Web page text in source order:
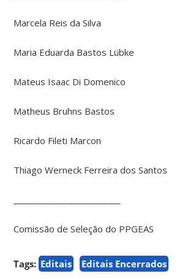
Marcela Reis da Silva
Maria Eduarda Bastos Lübke
Mateus Isaac Di Domenico
Matheus Bruhns Bastos
Ricardo Fileti Marcon
Thiago Werneck Ferreira dos Santos
Comissão de Seleção do PPGEAS
Tags: Editais Editais Encerrados